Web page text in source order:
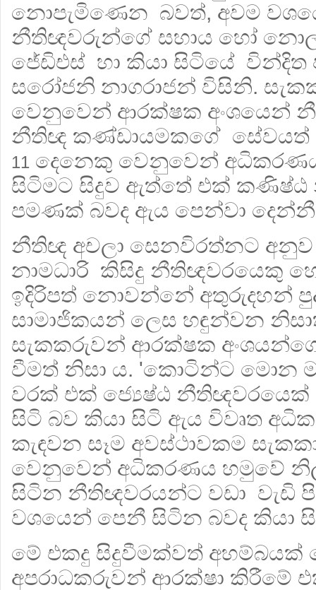
නොපැමිණෙන බවත්, අවම
නීතිඥවරුන්ගේ සහාය හෝ
ජේඩිඑස් හා කියා සිටියේ වින්දිත
සරෝජනි නාගරාජන් විසිනි.
වෙනුවෙන් ආරක්ෂක අංශයෙන්
නීතිඥ කණ්ඩායමකගේ සේවයත්
11 දෙනෙකු වෙනුවෙන්
සිටිමට සිදුව ඇත්තේ එක්
පමණක් බවද ඇය පෙන්වා
නීතිඥ අචලා සෙනවිරත්නට අනුව
නාමධාරි කිසිදු නීතිඥවරයෙකු
ඉදිරිපත් නොවන්නේ අතුරුදහන්
සාමාජිකයන් ලෙස හඳුන්වන
සැකකරුවන් ආරක්ෂක
වීමත් නිසා ය. 'කොටින්ට මොන
වරක් එක් ජ්‍යෙෂ්ඨ
සිටි බව කියා සිටි ඇය විවෘත
කැඳවන සෑම අවස්ථාවකම
වෙනුවෙන් අධිකරණය හමුවේ
සිටින නීතිඥවරයන්ට වඩා වැඩි
වශයෙන් පෙනී සිටින බවද කියා
මේ එකදු සිදුවීමක්වත්
අපරාධකරුවන් ආරක්ෂා කිරීමේ